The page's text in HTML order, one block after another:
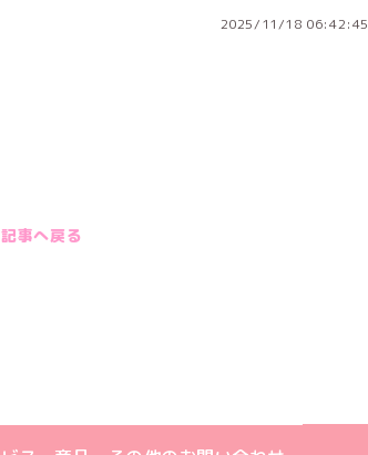
2025/11/18 06:42:45
事へ戻る
式アカウント
式アカウント
んInstagram公式アカウント
ーみんFacebook公式アカウント
いどりーみんYouTube公式アカウント